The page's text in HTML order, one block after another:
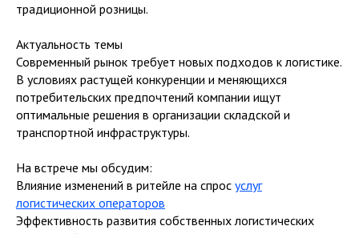
традиционной розницы.
Актуальность темы
Современный рынок требует новых подходов к логистике.
В условиях растущей конкуренции и меняющихся
потребительских предпочтений компании ищут
оптимальные решения в организации складской и
транспортной инфраструктуры.
На встрече мы обсудим:
Влияние изменений в ритейле на спрос услуг
логистических операторов
Эффективность развития собственных логистических